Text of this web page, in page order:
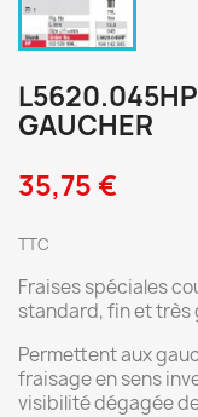
L5620.045HP
GAUCHER
35,75 €
TTC
Fraises spéciales
standard, fin et très
Permettent aux
fraisage en sens
visibilité dégagée